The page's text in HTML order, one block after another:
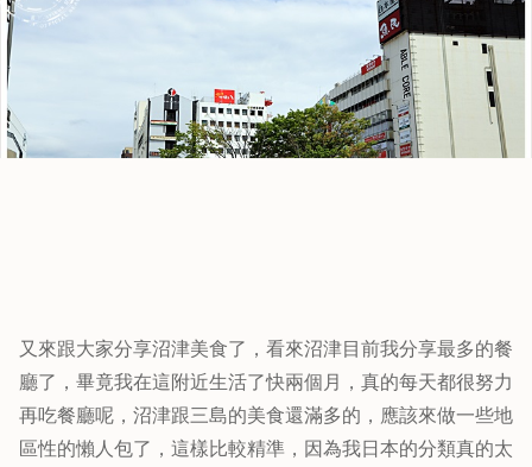
又來跟大家分享沼津美食了，看來沼津目前我分享最多的餐
廳了，畢竟我在這附近生活了快兩個月，真的每天都很努力
再吃餐廳呢，沼津跟三島的美食還滿多的，應該來做一些地
區性的懶人包了，這樣比較精準，因為我日本的分類真的太